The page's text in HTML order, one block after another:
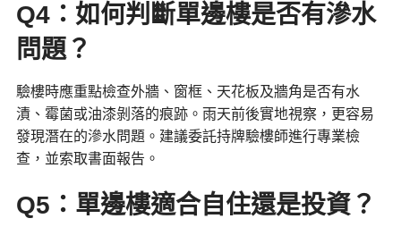
Q4：如何判斷單邊樓是否有滲水
問題？
驗樓時應重點檢查外牆、窗框、天花板及牆角是否有水
漬、霉菌或油漆剝落的痕跡。雨天前後實地視察，更容易
發現潛在的滲水問題。建議委託持牌驗樓師進行專業檢
查，並索取書面報告。
Q5：單邊樓適合自住還是投資？